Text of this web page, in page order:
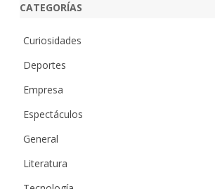
CATEGORÍAS
Curiosidades
Deportes
Empresa
Espectáculos
General
Literatura